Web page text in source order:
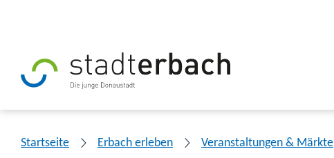
Startseite Erbach erleben Veranstaltungen & Märkte